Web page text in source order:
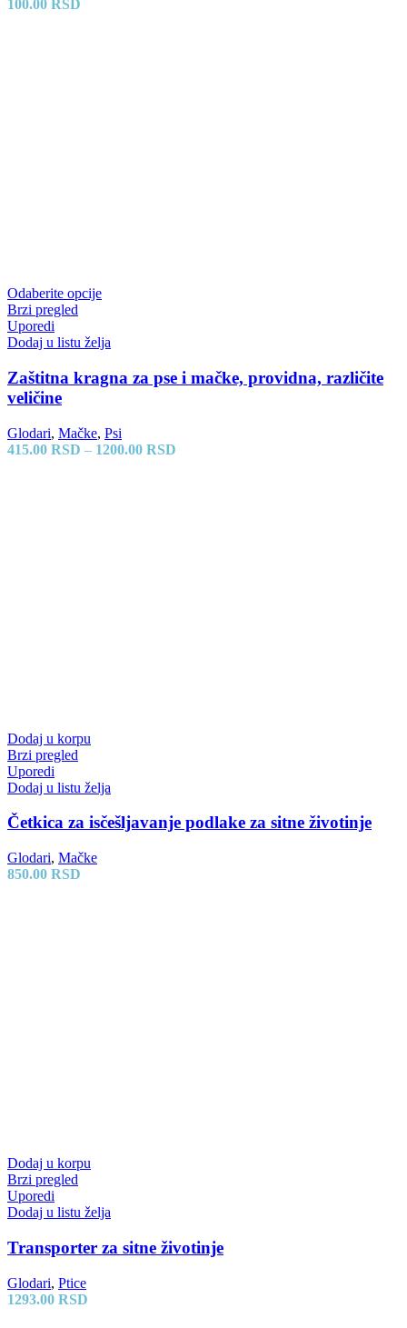
100.00 RSD
Odaberite opcije
Brzi pregled
Uporedi
Dodaj u listu želja
Zaštitna kragna za pse i mačke, providna, različite
veličine
Glodari, Mačke, Psi
415.00 RSD – 1200.00 RSD
Dodaj u korpu
Brzi pregled
Uporedi
Dodaj u listu želja
Četkica za isčešljavanje podlake za sitne životinje
Glodari, Mačke
850.00 RSD
Dodaj u korpu
Brzi pregled
Uporedi
Dodaj u listu želja
Transporter za sitne životinje
Glodari, Ptice
1293.00 RSD